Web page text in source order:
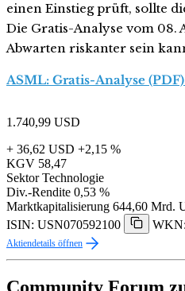
einen Einstieg prüft, sollte
Die Gratis-Analyse vom 08.
Abwarten riskanter sein
ASML: Gratis-Analyse
1.740,99 USD
+ 36,62 USD +2,15 %
KGV 58,47
Sektor Technologie
Div.-Rendite 0,53 %
Marktkapitalisierung 644,60 Mrd.
ISIN: USN070592100
Aktiendetails öffnen